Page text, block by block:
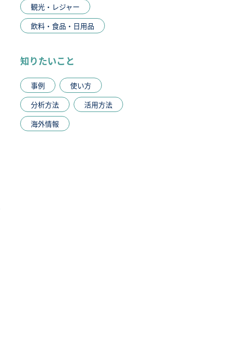
観光・レジャー
飲料・食品・日用品
知りたいこと
事例
使い方
分析方法
活用方法
海外情報